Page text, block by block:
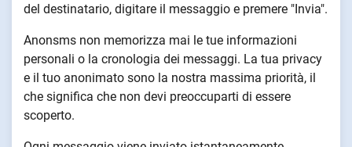
del destinatario, digitare il messaggio e premere "Invia".
Anonsms non memorizza mai le tue informazioni
personali o la cronologia dei messaggi. La tua privacy
e il tuo anonimato sono la nostra massima priorità, il
che significa che non devi preoccuparti di essere
scoperto.